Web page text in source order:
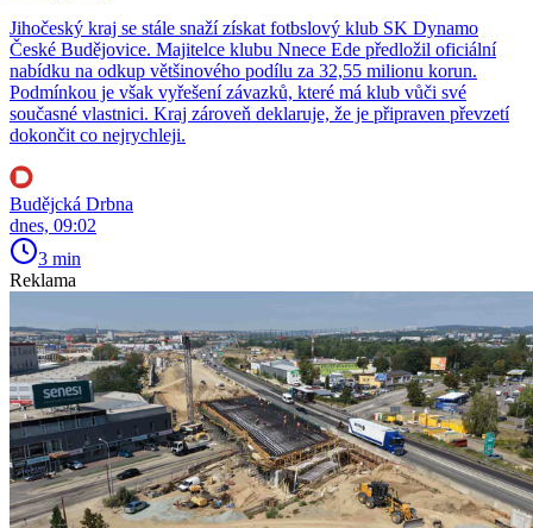
Jihočeský kraj se stále snaží získat fotbslový klub SK Dynamo
České Budějovice. Majitelce klubu Nnece Ede předložil oficiální
nabídku na odkup většinového podílu za 32,55 milionu korun.
Podmínkou je však vyřešení závazků, které má klub vůči své
současné vlastnici. Kraj zároveň deklaruje, že je připraven převzetí
dokončit co nejrychleji.
Budějcká Drbna
dnes, 09:02
3 min
Reklama